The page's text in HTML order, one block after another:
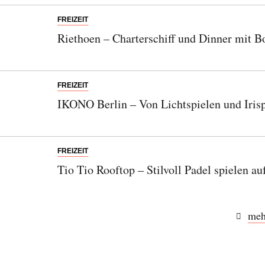
FREIZEIT
Riethoen – Charterschiff und Dinner mit
FREIZEIT
IKONO Berlin – Von Lichtspielen und
FREIZEIT
Tio Tio Rooftop – Stilvoll Padel spielen
Abonnieren Sie unseren Newsletter